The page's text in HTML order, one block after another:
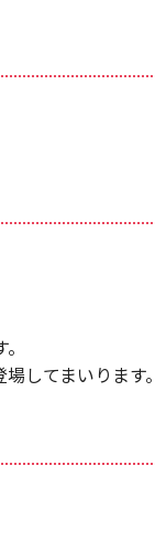
してまいります。